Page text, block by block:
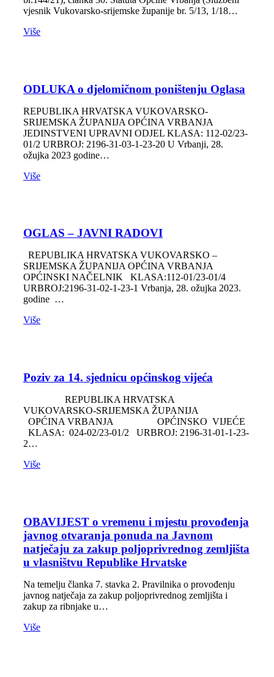
vjesnik Vukovarsko-srijemske županije br. 5/13, 1/18…
Više
ODLUKA o djelomičnom poništenju Oglasa
REPUBLIKA HRVATSKA VUKOVARSKO-
SRIJEMSKA ŽUPANIJA OPĆINA VRBANJA
JEDINSTVENI UPRAVNI ODJEL KLASA: 112-02/23-
01/2 URBROJ: 2196-31-03-1-23-20 U Vrbanji, 28.
ožujka 2023 godine…
Više
OGLAS – JAVNI RADOVI
REPUBLIKA HRVATSKA VUKOVARSKO –
SRIJEMSKA ŽUPANIJA OPĆINA VRBANJA
OPĆINSKI NAČELNIK KLASA:112-01/23-01/4
URBROJ:2196-31-02-1-23-1 Vrbanja, 28. ožujka 2023.
godine …
Više
Poziv za 14. sjednicu općinskog vijeća
REPUBLIKA HRVATSKA
VUKOVARSKO-SRIJEMSKA ŽUPANIJA
OPĆINA VRBANJA OPĆINSKO VIJEĆE
KLASA: 024-02/23-01/2 URBROJ: 2196-31-01-1-23-
2…
Više
OBAVIJEST o vremenu i mjestu provođenja
javnog otvaranja ponuda na Javnom
natječaju za zakup poljoprivrednog zemljišta
u vlasništvu Republike Hrvatske
Na temelju članka 7. stavka 2. Pravilnika o provođenju
javnog natječaja za zakup poljoprivrednog zemljišta i
zakup za ribnjake u…
Više